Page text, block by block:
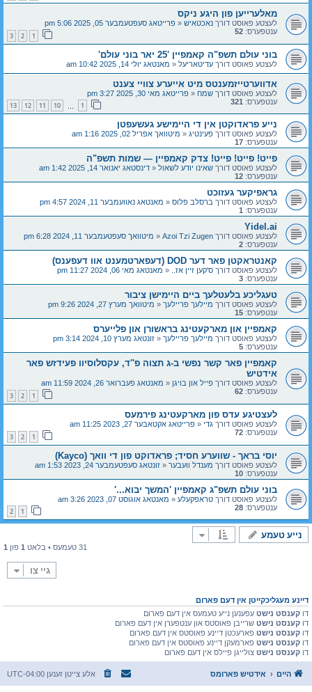
מאלערייען פון היגע ניקס
לעצטע פאוסט דורך נאכטאיש « פרייטאג סעפטעמבער 05, 2025 5:06 pm
ענטפערס: 52
1
2
3
בוני עולם תשפ"ה קאמפיין '25 יאר בוני עולם'
לעצטע פאוסט דורך עדיטאריעל « מאנטאג יולי 14, 2025 10:42 am
אדווערטייזמענטס מיט אייערע צוויי צענט
לעצטע פאוסט דורך שמח « פרייטאג מאי 30, 2025 3:27 pm
ענטפערס: 321
1
10
11
12
13
נייע פראדוקטן אין די היימישע געשעפטן
לעצטע פאוסט דורך פעינטיג « מיטוואך אפריל 02, 2025 1:16 am
ענטפערס: 17
פייט! פייט! פייט! צדק קאמפיין — שמות תשפ"ה
לעצטע פאוסט דורך שאינו יודע לשאול « דינסטאג יאנואר 14, 2025 1:42 am
ענטפערס: 12
גראפיקער געזוכט
לעצטע פאוסט דורך ברסלב פלוס « מאנטאג נאוועמבער 11, 2024 4:57 pm
ענטפערס: 1
Yidel.ai
לעצטע פאוסט דורך Azoi Tzi Zugen
« מיטוואך סעפטעמבער 11, 2024 6:28 pm
ענטפערס: 2
קאנטראקטן פאר דער DOD (דעפארטמענט אוו דעפענס)‎
לעצטע פאוסט דורך ס'קען זיין אז.. « מאנטאג מאי 06, 2024 11:27 pm
ענטפערס: 3
טעגליכע בלעטלעך ביים היימישן ציבור
לעצטע פאוסט דורך מיילעך פריילעך « מיטוואך מערץ 27, 2024 9:26 pm
ענטפערס: 15
קאמפיין און מארקעטינג בראשורן און פלייערס
לעצטע פאוסט דורך מיילעך פריילעך « זונטאג מערץ 10, 2024 3:14 pm
ענטפערס: 5
קאמפיין פאר קשר נפשי ב-ג תצוה פ''ד, עקסלוסיוו פעידזש פאר
אידטיש
לעצטע פאוסט דורך פייל און בויגן « מאנטאג פעברואר 26, 2024 11:59 am
ענטפערס: 62
1
2
3
לעצטיגע עדס פון מארקעטינג פירמעס
לעצטע פאוסט דורך גדי « פרייטאג אקטאבער 27, 2023 11:25 am
ענטפערס: 72
1
2
3
יוסי בראך - שווערע חסיד; פראדוקט פון די וואך (Kayco)
לעצטע פאוסט דורך מענדל וועבער « זונטאג סעפטעמבער 24, 2023 1:53 am
ענטפערס: 10
בוני עולם תשפ"ג קאמפיין 'המשך יבוא...'
לעצטע פאוסט דורך טראפקעלע « מאנטאג אוגוסט 07, 2023 3:26 am
ענטפערס: 28
1
2
נייע טעמע
31 טעמעס • בלאט 1 פון 1
גיי צו
דיינע מעגליכקייטן אין דעם פארום
דו קענסט נישט עפענען נייע טעמעס אין דעם פארום
דו קענסט נישט שרייבן פאוסטס און ענטפערן אין דעם פארום
דו קענסט נישט פארעכטן דיינע פאוסטס אין דעם פארום
דו קענסט נישט פארמעקן דיינע פאוסטס אין דעם פארום
דו קענסט נישט צולייגן פיילס אין דעם פארום
היים אידטיש פארומס אלע צייטן זענען UTC-04:00